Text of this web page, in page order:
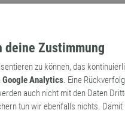
deine Zustimmung
zu können, das
Google Analytics. Eine
auch nicht mit den Daten
tun wir ebenfalls nichts. Damit